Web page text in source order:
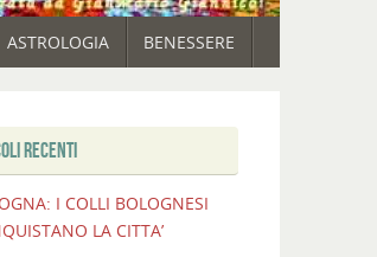
ASTROLOGIA BENESSERE
RECENTI
I COLLI BOLOGNESI
LA CITTA’